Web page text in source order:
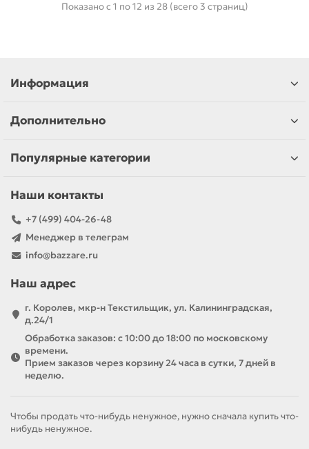
Показано с 1 по 12 из 28 (всего 3 страниц)
Информация
Дополнительно
Популярные категории
Наши контакты
+7 (499) 404-26-48
Менеджер в телеграм
info@bazzare.ru
Наш адрес
г. Королев, мкр-н Текстильщик, ул. Калининградская,
д.24/1
Обработка заказов: с 10:00 до 18:00 по московскому
времени.
Прием заказов через корзину 24 часа в сутки, 7 дней в
неделю.
Чтобы продать что-нибудь ненужное, нужно сначала купить что-
нибудь ненужное.